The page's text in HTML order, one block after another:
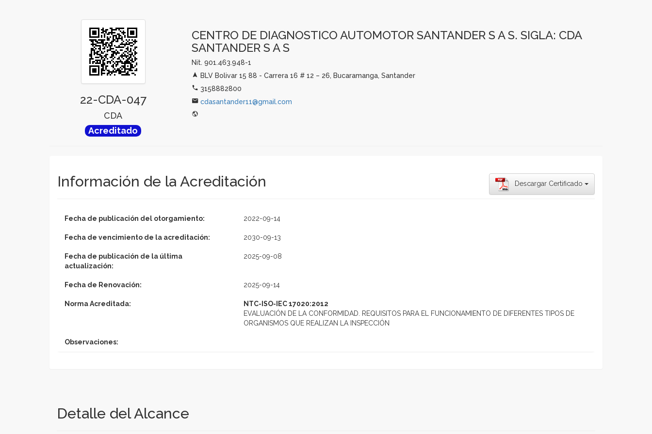
22-CDA-047
CDA
Acreditado
CENTRO DE DIAGNOSTICO AUTOMOTOR SANTANDER S A S. SIGLA: CDA
SANTANDER S A S
Nit. 901.463.948-1
BLV Bolivar 15 88 - Carrera 16 # 12 – 26, Bucaramanga, Santander
3158882800
cdasantander11@gmail.com
Descargar Certificado
Información de la Acreditación
Fecha de publicación del otorgamiento: 2022-09-14
Fecha de vencimiento de la acreditación: 2030-09-13
Fecha de publicación de la última
actualización:
2025-09-08
Fecha de Renovación: 2025-09-14
Norma Acreditada:
NTC-ISO-IEC 17020:2012
EVALUACIÓN DE LA CONFORMIDAD. REQUISITOS PARA EL FUNCIONAMIENTO DE DIFERENTES TIPOS DE
ORGANISMOS QUE REALIZAN LA INSPECCIÓN
Observaciones:
Detalle del Alcance